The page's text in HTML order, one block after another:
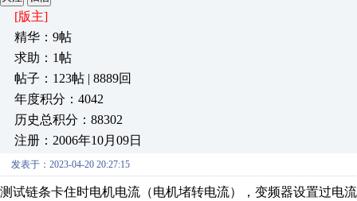
[版主]
精华：9帖
求助：1帖
帖子：123帖 | 8889回
年度积分：4042
历史总积分：88302
注册：2006年10月09日
发表于：2023-04-20 20:27:15
测试链条卡住时电机电流（电机堵转电流），变频器设置过电